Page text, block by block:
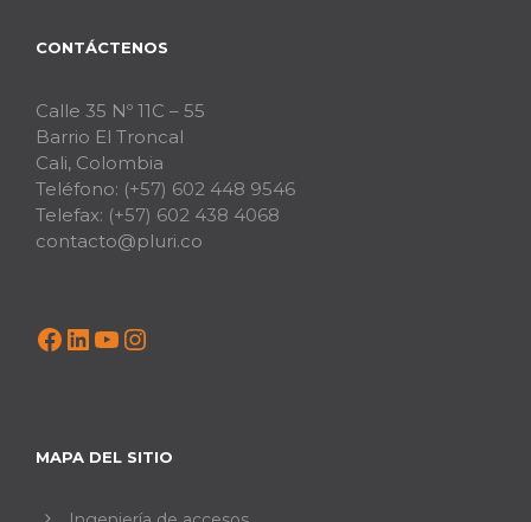
CONTÁCTENOS
Calle 35 Nº 11C – 55
Barrio El Troncal
Cali, Colombia
Teléfono: (+57) 602 448 9546
Telefax: (+57) 602 438 4068
contacto@pluri.co
Facebook LinkedIn YouTube Instagram
MAPA DEL SITIO